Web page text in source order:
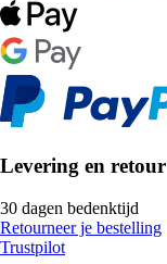
Levering en retour
30 dagen bedenktijd
Retourneer je bestelling
Trustpilot